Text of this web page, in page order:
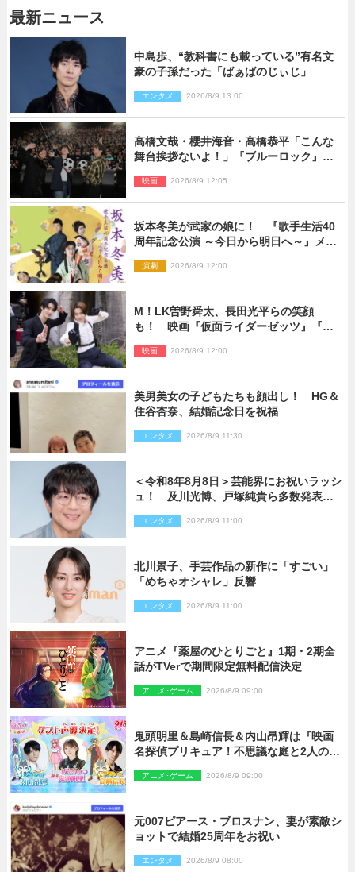
最新ニュース
中島歩、“教科書にも載っている”有名文
豪の子孫だった「ばぁばのじぃじ」
エンタメ 2026/8/9 13:00
高橋文哉・櫻井海音・高橋恭平「こんな
舞台挨拶ないよ！」『ブルーロック』自
映画 2026/8/9 12:05
坂本冬美が武家の娘に！ 『歌手生活40
周年記念公演 ～今日から明日へ～』メイ
演劇 2026/8/9 12:00
M！LK曽野舜太、長田光平らの笑顔
も！ 映画『仮面ライダーゼッツ』『超
ショット到着
映画 2026/8/9 12:00
美男美女の子どもたちも顔出し！ HG＆
住谷杏奈、結婚記念日を祝福
エンタメ 2026/8/9 11:30
＜令和8年8月8日＞芸能界にお祝いラッシ
ュ！ 及川光博、戸塚純貴ら多数発表結
エンタメ 2026/8/9 11:00
北川景子、手芸作品の新作に「すごい」
「めちゃオシャレ」反響
エンタメ 2026/8/9 11:00
アニメ『薬屋のひとりごと』1期・2期全
話がTVerで期間限定無料配信決定
アニメ･ゲーム 2026/8/9 09:00
鬼頭明里＆島崎信長＆内山昂輝は『映画
名探偵プリキュア！不思議な庭と2人の秘
アニメ･ゲーム 2026/8/9 09:00
元007ピアース・ブロスナン、妻が素敵シ
ョットで結婚25周年をお祝い
エンタメ 2026/8/9 08:00